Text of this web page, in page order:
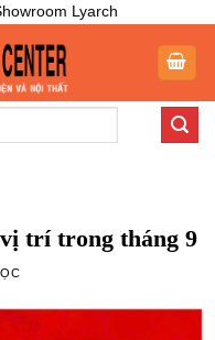
Lyarch
trí trong tháng 9